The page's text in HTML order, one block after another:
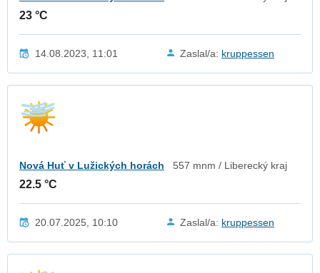
23 °C
14.08.2023, 11:01 Zaslal/a: kruppessen
Nová Huť v Lužických horách 557 mnm / Liberecký kraj
22.5 °C
20.07.2025, 10:10 Zaslal/a: kruppessen